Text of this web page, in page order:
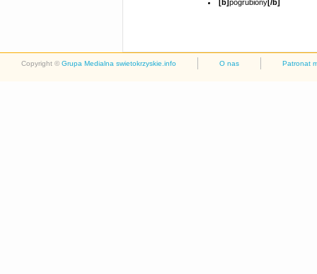
[b] pogrubiony [/b]
Copyright © Grupa Medialna swietokrzyskie.info O nas Patronat